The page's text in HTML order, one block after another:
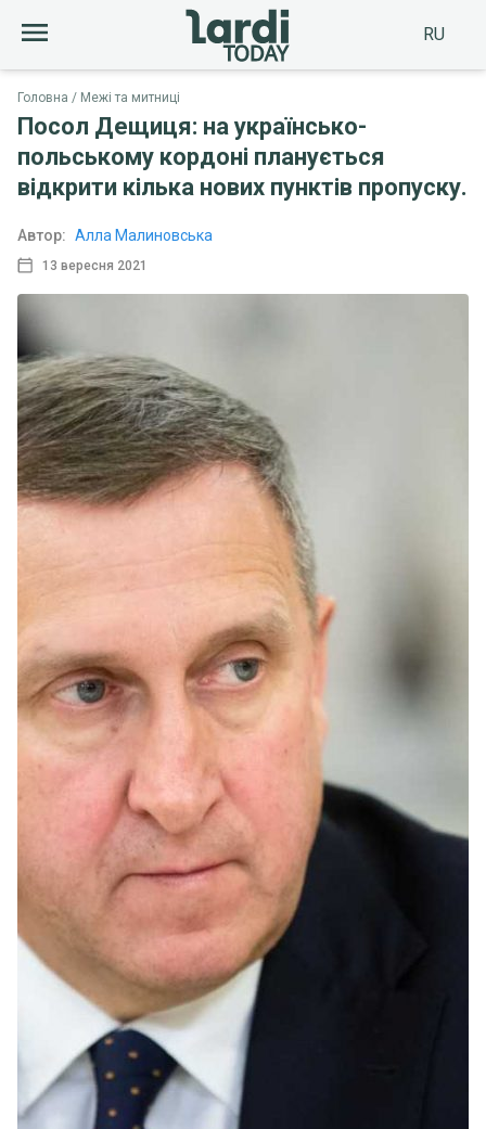
RU
Головна Межі та митниці
Посол Дещиця: на українсько-
польському кордоні планується
відкрити кілька нових пунктів пропуску.
13 вересня 2021
Автор: Алла Малиновська